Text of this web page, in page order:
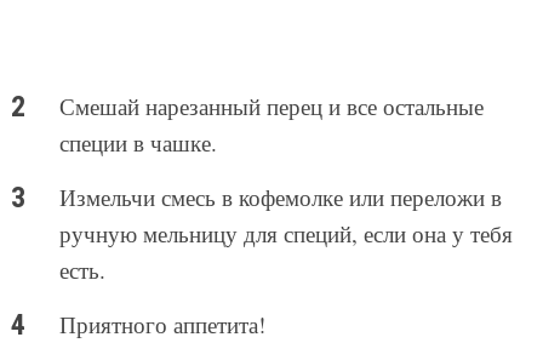
Смешай нарезанный перец и все остальные
специи в чашке.
Измельчи смесь в кофемолке или переложи в
ручную мельницу для специй, если она у тебя
есть.
Приятного аппетита!